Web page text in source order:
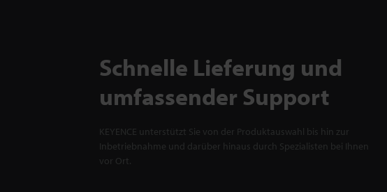
Schnelle Lieferung und
umfassender Support
KEYENCE unterstützt Sie von der Produktauswahl bis hin zur
Inbetriebnahme und darüber hinaus durch Spezialisten bei Ihnen
vor Ort.